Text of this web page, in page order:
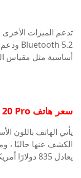
أساسية مثل مقياس
سعر هاتف Motorola Edge 20 Pro
يأتي الهاتف باللون
يعادل 835 دولارًا أمريكيًا.